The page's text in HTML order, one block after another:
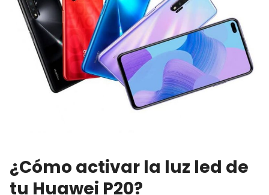
¿Cómo activar la luz led de
tu Huawei P20?